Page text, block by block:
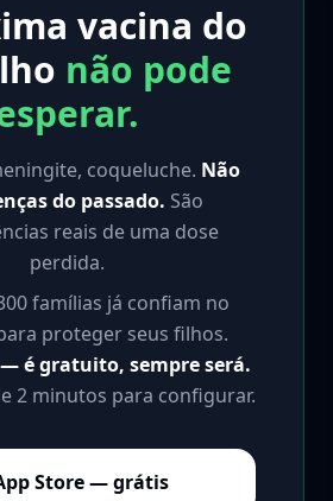
vacina do
não pode
coqueluche. Não
do passado. São
reais de uma dose
perdida.
famílias já confiam no
proteger seus filhos.
é gratuito, sempre será.
2 minutos para configurar.
Store — grátis